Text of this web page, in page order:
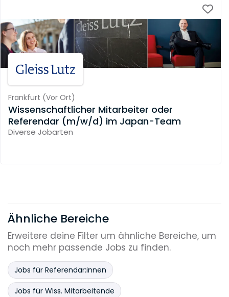
Frankfurt (Vor Ort)
Wissenschaftlicher Mitarbeiter oder
Referendar (m/w/d) im Japan-Team
Diverse Jobarten
Ähnliche Bereiche
Erweitere deine Filter um ähnliche Bereiche, um
noch mehr passende Jobs zu finden.
Jobs für Referendar:innen
Jobs für Wiss. Mitarbeitende